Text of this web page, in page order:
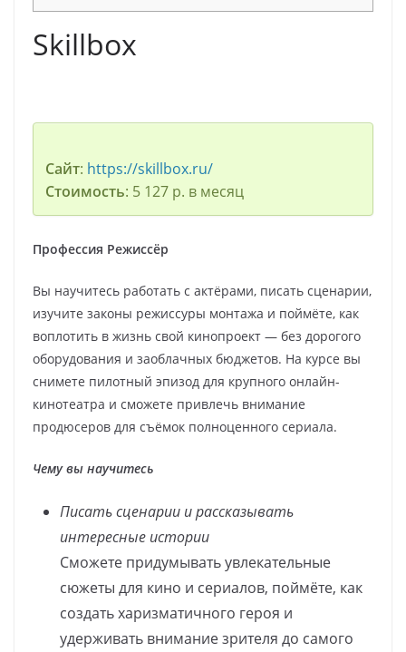
Skillbox
Сайт: https://skillbox.ru/
Стоимость: 5 127 р. в месяц
Профессия Режиссёр
Вы научитесь работать с актёрами, писать сценарии,
изучите законы режиссуры монтажа и поймёте, как
воплотить в жизнь свой кинопроект — без дорогого
оборудования и заоблачных бюджетов. На курсе вы
снимете пилотный эпизод для крупного онлайн-
кинотеатра и сможете привлечь внимание
продюсеров для съёмок полноценного сериала.
Чему вы научитесь
Писать сценарии и рассказывать
интересные истории
Сможете придумывать увлекательные
сюжеты для кино и сериалов, поймёте, как
создать харизматичного героя и
удерживать внимание зрителя до самого